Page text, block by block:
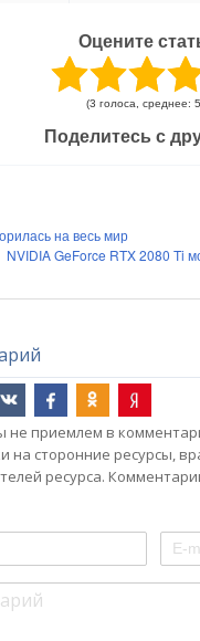
Оцените
(3 голоса, среднее:
Поделитесь с
на весь мир
NVIDIA GeForce RTX 2080 Ti
приемлем в
на сторонние ресурсы,
ресурса.